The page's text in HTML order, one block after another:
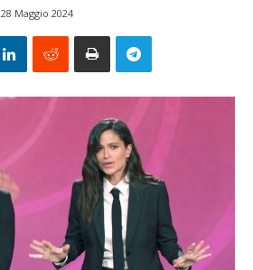
28 Maggio 2024